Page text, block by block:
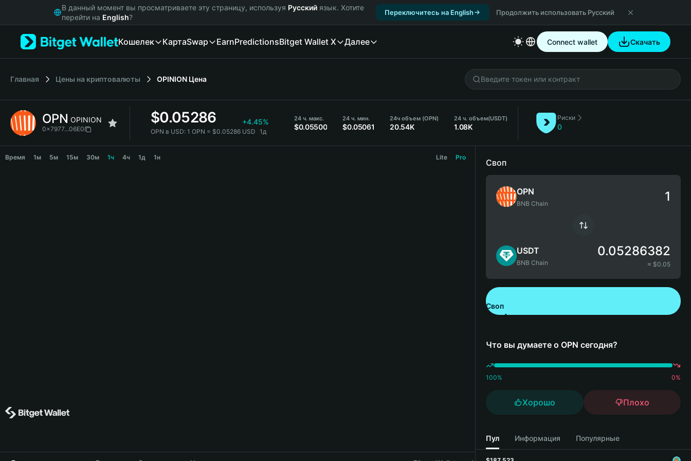
Русский
Italiano
简体中文
繁體中文
Bahasa Indonesia
В данный момент вы просматриваете эту страницу, используя Русский язык. Хотите
перейти на English?
Переключитесь на English Продолжить использовать Русский
Кошелек КартаSwap EarnPredictionsBitget Wallet X Далее Connect wallet Скачать
Главная Цены на криптовалюты OPINION Цена
OPN OPINION
0x7977...06E0
$0.05286 +4.45%
OPN в USD: 1 OPN = $0.05286 USD 1д
24 ч. макс.
$0.05500
24 ч. мин.
$0.05061
24ч объем (OPN)
20.54K
24 ч. объем(USDT)
1.08K
Риски
0
Время 1м 5м 15м 30м 1ч 4ч 1д 1н Lite Pro
Своп
OPN
BNB Chain
USDT
BNB Chain
0.05286382
≈ $0.05
Своп
Что вы думаете о OPN сегодня?
100% 0%
Хорошо Плохо
Пул Информация Популярные